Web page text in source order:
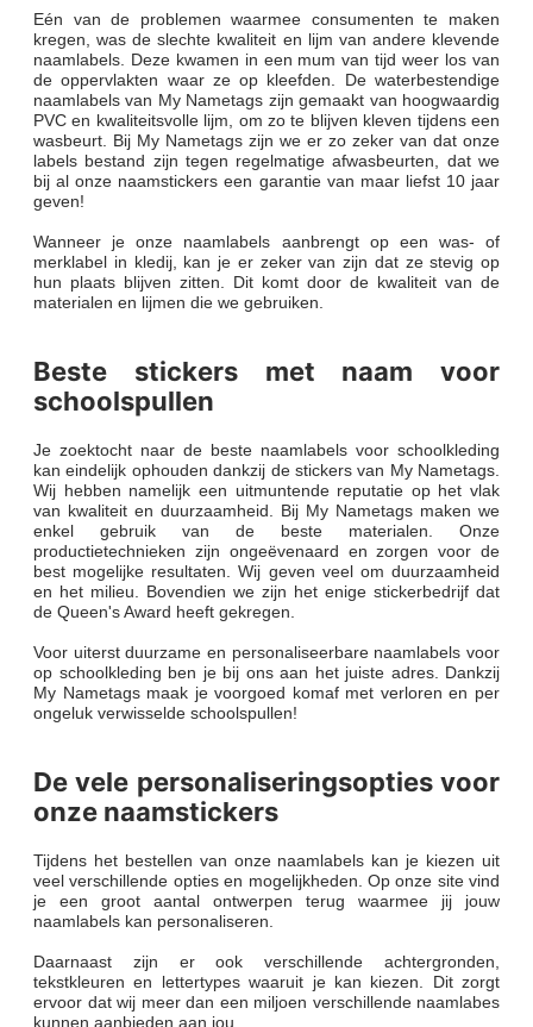
Eén van de problemen waarmee consumenten te maken
kregen, was de slechte kwaliteit en lijm van andere klevende
naamlabels. Deze kwamen in een mum van tijd weer los van
de oppervlakten waar ze op kleefden. De waterbestendige
naamlabels van My Nametags zijn gemaakt van hoogwaardig
PVC en kwaliteitsvolle lijm, om zo te blijven kleven tijdens een
wasbeurt. Bij My Nametags zijn we er zo zeker van dat onze
labels bestand zijn tegen regelmatige afwasbeurten, dat we
bij al onze naamstickers een garantie van maar liefst 10 jaar
geven!
Wanneer je onze naamlabels aanbrengt op een was- of
merklabel in kledij, kan je er zeker van zijn dat ze stevig op
hun plaats blijven zitten. Dit komt door de kwaliteit van de
materialen en lijmen die we gebruiken.
Beste stickers met naam voor
schoolspullen
Je zoektocht naar de beste naamlabels voor schoolkleding
kan eindelijk ophouden dankzij de stickers van My Nametags.
Wij hebben namelijk een uitmuntende reputatie op het vlak
van kwaliteit en duurzaamheid. Bij My Nametags maken we
enkel gebruik van de beste materialen. Onze
productietechnieken zijn ongeëvenaard en zorgen voor de
best mogelijke resultaten. Wij geven veel om duurzaamheid
en het milieu. Bovendien we zijn het enige stickerbedrijf dat
de Queen's Award heeft gekregen.
Voor uiterst duurzame en personaliseerbare naamlabels voor
op schoolkleding ben je bij ons aan het juiste adres. Dankzij
My Nametags maak je voorgoed komaf met verloren en per
ongeluk verwisselde schoolspullen!
De vele personaliseringsopties voor
onze naamstickers
Tijdens het bestellen van onze naamlabels kan je kiezen uit
veel verschillende opties en mogelijkheden. Op onze site vind
je een groot aantal ontwerpen terug waarmee jij jouw
naamlabels kan personaliseren.
Daarnaast zijn er ook verschillende achtergronden,
tekstkleuren en lettertypes waaruit je kan kiezen. Dit zorgt
ervoor dat wij meer dan een miljoen verschillende naamlabes
kunnen aanbieden aan jou.